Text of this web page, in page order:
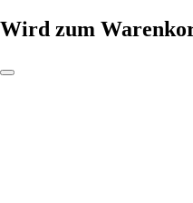
Wird zum